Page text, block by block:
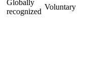
Globally
recognized
Voluntary